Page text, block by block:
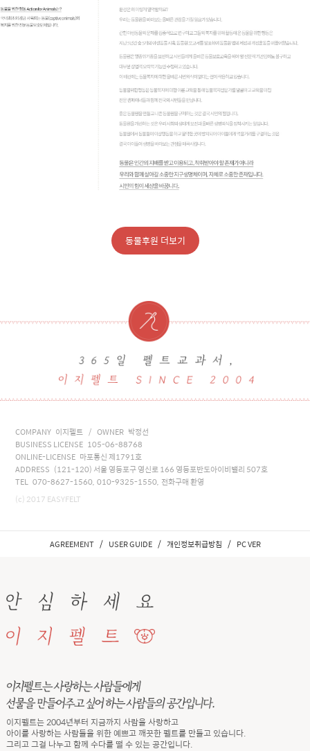
동물후원 더보기
COMPANY 이지펠트 / OWNER 박정선
BUSINESS LICENSE 105-06-88768
ONLINE-LICENSE 마포통신 제1791호
ADDRESS (121-120) 서울 영등포구 영신로 166 영등포반도아이비밸리 507호
TEL 070-8627-1560, 010-9325-1550, 전화구매 환영
(c) 2017 EASYFELT
AGREEMENT / USER GUIDE / 개인정보취급방침 / PC VER
이지펠트는 2004년부터 지금까지 사람을 사랑하고
아이를 사랑하는 사람들을 위한 예쁘고 깨끗한 펠트를 만들고 있습니다.
그리고 그걸 나누고 함께 수다를 떨 수 있는 공간입니다.